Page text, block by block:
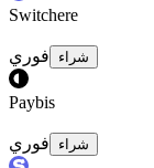
Switchere
فوري شراء
Paybis
فوري شراء